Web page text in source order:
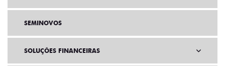
SEMINOVOS
SOLUÇÕES FINANCEIRAS